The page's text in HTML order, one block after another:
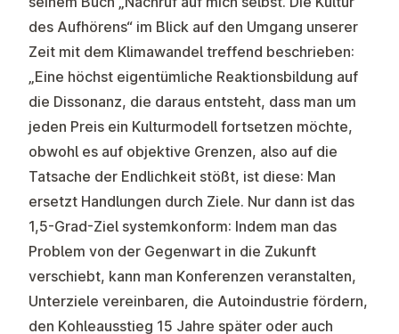
des Aufhörens“ im Blick auf den Umgang unserer
Zeit mit dem Klimawandel treffend beschrieben:
„Eine höchst eigentümliche Reaktionsbildung auf
die Dissonanz, die daraus entsteht, dass man um
jeden Preis ein Kulturmodell fortsetzen möchte,
obwohl es auf objektive Grenzen, also auf die
Tatsache der Endlichkeit stößt, ist diese: Man
ersetzt Handlungen durch Ziele. Nur dann ist das
1,5-Grad-Ziel systemkonform: Indem man das
Problem von der Gegenwart in die Zukunft
verschiebt, kann man Konferenzen veranstalten,
Unterziele vereinbaren, die Autoindustrie fördern,
den Kohleausstieg 15 Jahre später oder auch